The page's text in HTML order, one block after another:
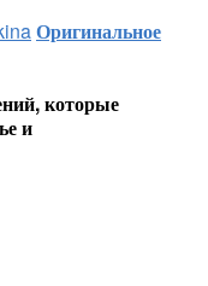
Оригинальное
которые
и